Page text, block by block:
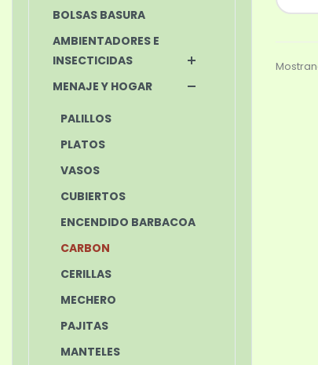
BOLSAS BASURA
AMBIENTADORES E
INSECTICIDAS
MENAJE Y HOGAR
PALILLOS
PLATOS
VASOS
CUBIERTOS
ENCENDIDO BARBACOA
CARBON
CERILLAS
MECHERO
PAJITAS
MANTELES